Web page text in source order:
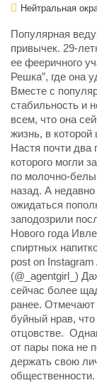
Нейтральная
Популярная
привычек. 29-
ее фееричного
Решка”, где она
Вместе с
стабильность и
всем, что она
жизнь, в
Настя почти два
которого могли
по молочно-
назад. А
ожидаться
заподозрили
Нового года
спиртных
post on
(@_agentgirl_)
сейчас более
ранее. Отмечают
буйный нрав,
отцовстве.
от пары пока не
держать свою